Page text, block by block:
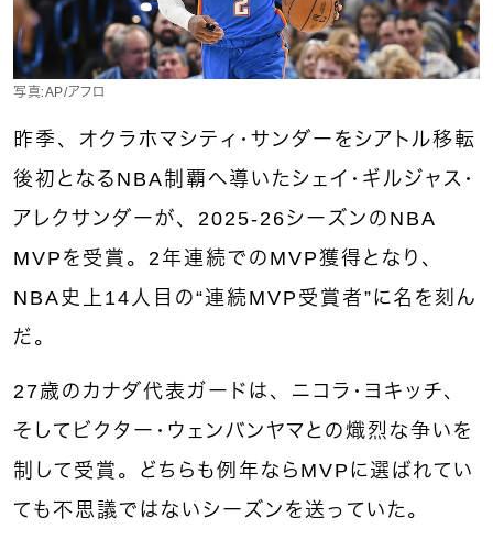
写真：AP/アフロ
昨季、 オクラホマシティ・サンダー をシアトル移転
後初となるNBA制覇へ導いたシェイ・ギルジャス・
アレクサンダー が、2025-26シーズンのNBA
MVPを受賞。2年連続でのMVP獲得となり、
NBA史上14人目の“連続MVP受賞者”に名を刻ん
だ。
27歳のカナダ代表ガードは、ニコラ・ヨキッチ、
そしてビクター・ウェンバンヤマとの熾烈な争いを
制して受賞。どちらも例年ならMVPに選ばれてい
ても不思議ではないシーズンを送っていた。